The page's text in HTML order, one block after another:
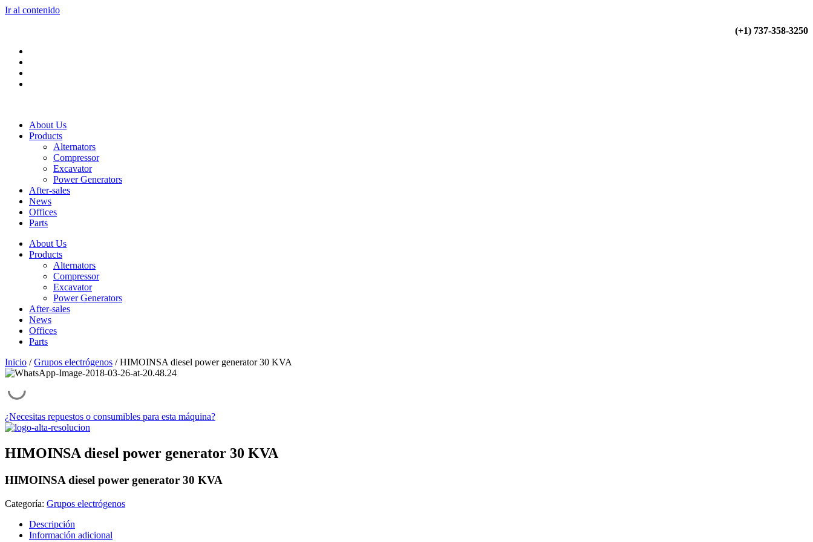
Ir al contenido
(+1) 737-358-3250
About Us
Products
Alternators
Compressor
Excavator
Power Generators
After-sales
News
Offices
Parts
About Us
Products
Alternators
Compressor
Excavator
Power Generators
After-sales
News
Offices
Parts
Inicio /Grupos electrógenos / HIMOINSA diesel power generator 30 KVA
¿Necesitas repuestos o consumibles para esta máquina?
HIMOINSA diesel power generator 30 KVA
HIMOINSA diesel power generator 30 KVA
Categoría: Grupos electrógenos
Descripción
Información adicional